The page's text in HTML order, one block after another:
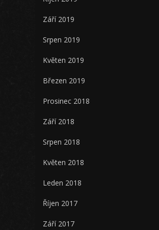
Září 2019
Srpen 2019
Květen 2019
Březen 2019
Prosinec 2018
Září 2018
Srpen 2018
Květen 2018
Leden 2018
Říjen 2017
Září 2017